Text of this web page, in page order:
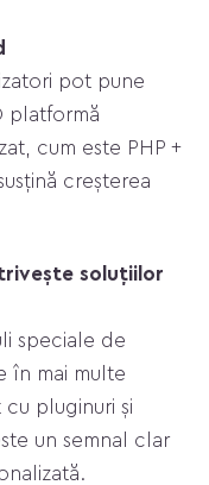
pot pune
platformă
cum este PHP +
creșterea
soluțiilor
speciale de
în mai multe
pluginuri și
un semnal clar